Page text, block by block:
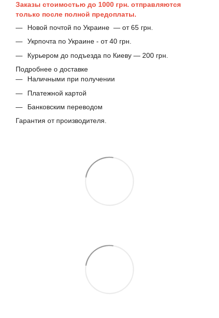
Заказы стоимостью до 1000 грн. отправляются
только после полной предоплаты.
Новой почтой по Украине — от 65 грн.
Укрпочта по Украине - от 40 грн.
Курьером до подъезда по Киеву — 200 грн.
Подробнее о доставке
Наличными при получении
Платежной картой
Банковским переводом
Гарантия от производителя.